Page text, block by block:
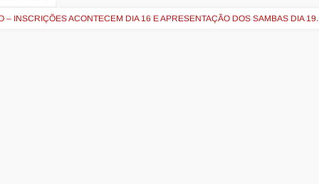
INSCRIÇÕES ACONTECEM DIA 16 E APRESENTAÇÃO DOS SAMBAS DIA 19.